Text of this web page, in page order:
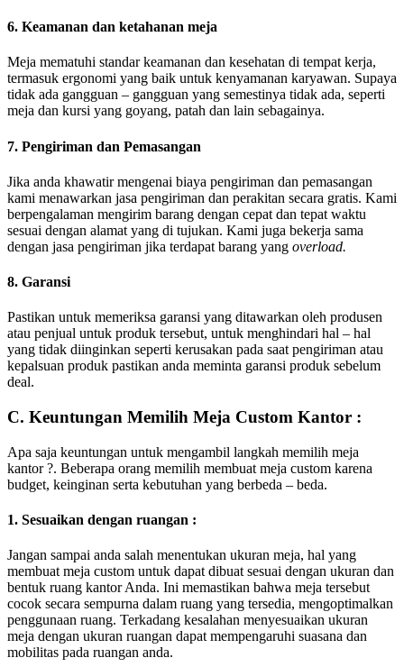
6. Keamanan dan ketahanan meja
Meja mematuhi standar keamanan dan kesehatan di tempat kerja,
termasuk ergonomi yang baik untuk kenyamanan karyawan. Supaya
tidak ada gangguan – gangguan yang semestinya tidak ada, seperti
meja dan kursi yang goyang, patah dan lain sebagainya.
7. Pengiriman dan Pemasangan
Jika anda khawatir mengenai biaya pengiriman dan pemasangan
kami menawarkan jasa pengiriman dan perakitan secara gratis. Kami
berpengalaman mengirim barang dengan cepat dan tepat waktu
sesuai dengan alamat yang di tujukan. Kami juga bekerja sama
dengan jasa pengiriman jika terdapat barang yang overload.
8. Garansi
Pastikan untuk memeriksa garansi yang ditawarkan oleh produsen
atau penjual untuk produk tersebut, untuk menghindari hal – hal
yang tidak diinginkan seperti kerusakan pada saat pengiriman atau
kepalsuan produk pastikan anda meminta garansi produk sebelum
deal.
C. Keuntungan Memilih Meja Custom Kantor :
Apa saja keuntungan untuk mengambil langkah memilih meja
kantor ?. Beberapa orang memilih membuat meja custom karena
budget, keinginan serta kebutuhan yang berbeda – beda.
1. Sesuaikan dengan ruangan :
Jangan sampai anda salah menentukan ukuran meja, hal yang
membuat meja custom untuk dapat dibuat sesuai dengan ukuran dan
bentuk ruang kantor Anda. Ini memastikan bahwa meja tersebut
cocok secara sempurna dalam ruang yang tersedia, mengoptimalkan
penggunaan ruang. Terkadang kesalahan menyesuaikan ukuran
meja dengan ukuran ruangan dapat mempengaruhi suasana dan
mobilitas pada ruangan anda.